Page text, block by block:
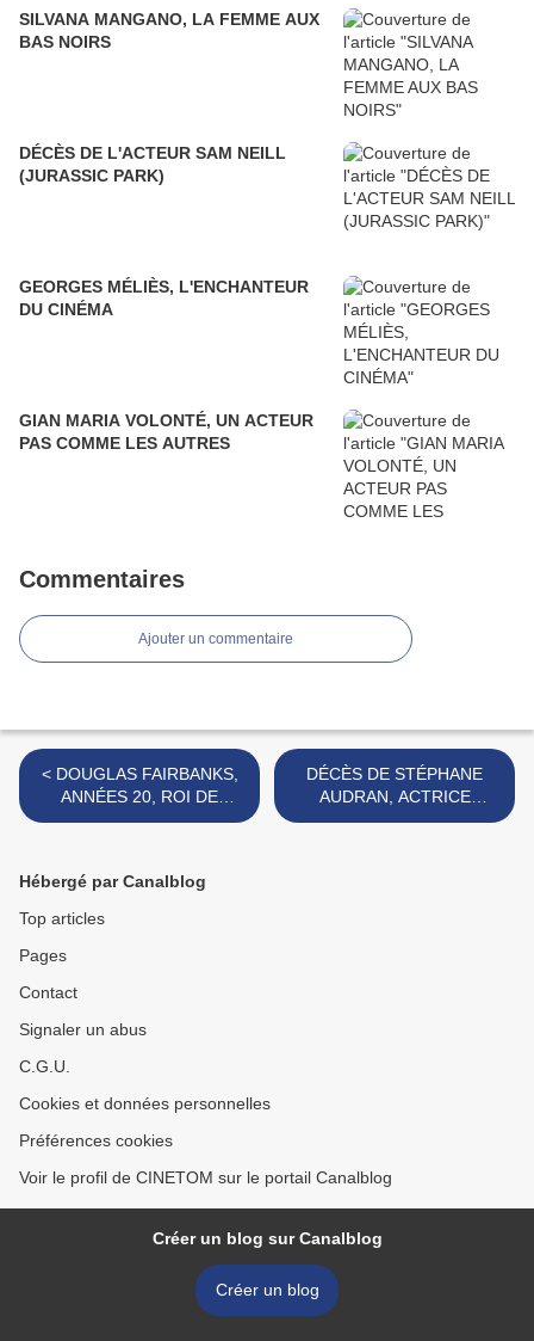
SILVANA MANGANO, LA FEMME AUX
BAS NOIRS
DÉCÈS DE L'ACTEUR SAM NEILL
(JURASSIC PARK)
GEORGES MÉLIÈS, L'ENCHANTEUR
DU CINÉMA
GIAN MARIA VOLONTÉ, UN ACTEUR
PAS COMME LES AUTRES
Commentaires
Ajouter un commentaire
< DOUGLAS FAIRBANKS,
ANNÉES 20, ROI DE
HOLLYWOOD
DÉCÈS DE STÉPHANE
AUDRAN, ACTRICE
FÉTICHE DE CLAUDE
Hébergé par Canalblog
Top articles
Pages
Contact
Signaler un abus
C.G.U.
Cookies et données personnelles
Préférences cookies
Voir le profil de CINETOM sur le portail Canalblog
Créer un blog sur Canalblog
Créer un blog